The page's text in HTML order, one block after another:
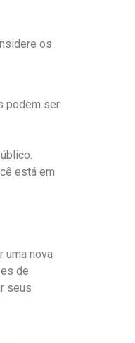
os
podem ser⁢
está em
uma nova
de
seus